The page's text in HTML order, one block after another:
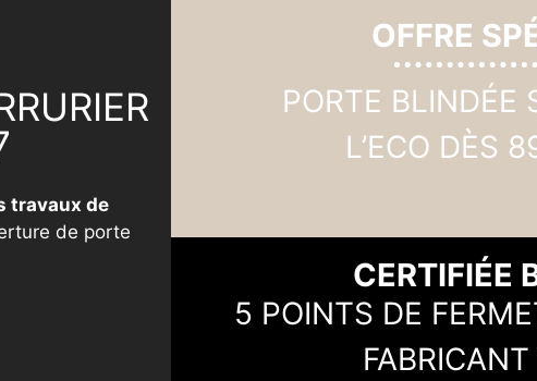
travaux de
de porte
OFFRE
PORTE BLINDÉE
L’ECO DÈS
CERTIFIÉE
5 POINTS DE